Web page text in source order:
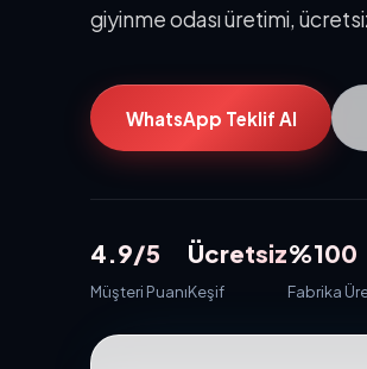
giyinme odası üretimi,
WhatsApp Teklif Al
4.9/5
Müşteri Puanı
Ücretsiz
Keşif
%100
Fabrika